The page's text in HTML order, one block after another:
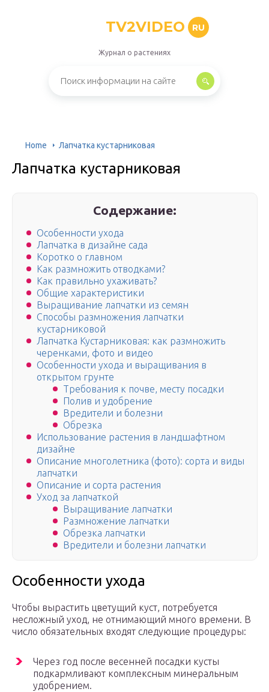
TV2VIDEO RU
Журнал о растениях
Home Лапчатка кустарниковая
Лапчатка кустарниковая
Содержание:
Особенности ухода
Лапчатка в дизайне сада
Коротко о главном
Как размножить отводками?
Как правильно ухаживать?
Общие характеристики
Выращивание лапчатки из семян
Способы размножения лапчатки
кустарниковой
Лапчатка Кустарниковая: как размножить
черенками, фото и видео
Особенности ухода и выращивания в
открытом грунте
Требования к почве, месту посадки
Полив и удобрение
Вредители и болезни
Обрезка
Использование растения в ландшафтном
дизайне
Описание многолетника (фото): сорта и виды
лапчатки
Описание и сорта растения
Уход за лапчаткой
Выращивание лапчатки
Размножение лапчатки
Обрезка лапчатки
Вредители и болезни лапчатки
Особенности ухода
Чтобы вырастить цветущий куст, потребуется
несложный уход, не отнимающий много времени. В
число обязательных входят следующие процедуры:
Через год после весенней посадки кусты
подкармливают комплексным минеральным
удобрением.